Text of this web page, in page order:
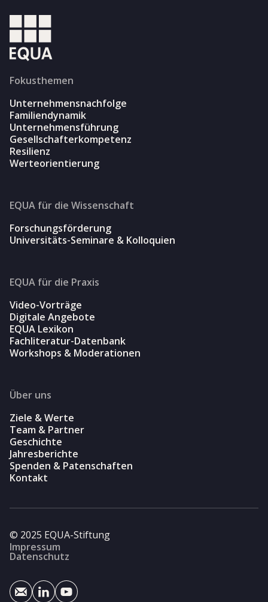
Fokusthemen
Unternehmensnachfolge
Familiendynamik
Unternehmensführung
Gesellschafterkompetenz
Resilienz
Werteorientierung
EQUA für die Wissenschaft
Forschungsförderung
Universitäts-Seminare & Kolloquien
EQUA für die Praxis
Video-Vorträge
Digitale Angebote
EQUA Lexikon
Fachliteratur-Datenbank
Workshops & Moderationen
Über uns
Ziele & Werte
Team & Partner
Geschichte
Jahresberichte
Spenden & Patenschaften
Kontakt
© 2025 EQUA-Stiftung
Impressum
Datenschutz